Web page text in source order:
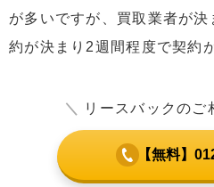
が多いですが、買取業者が
約が決まり2週間程度で契約
＼ リースバックのご
【無料】